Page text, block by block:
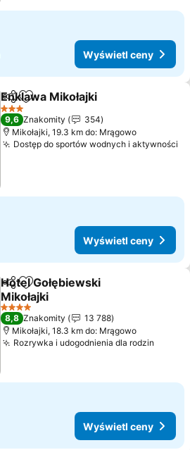
Wyświetl ceny
Udostępnij
Dodaj do ulubionych
Enklawa Mikołajki
3 Kategoria
9,6 Znakomity
354
Mikołajki, 19.3 km do: Mrągowo
Dostęp do sportów wodnych i aktywności
Wyświetl ceny
Udostępnij
Dodaj do ulubionych
Hotel Gołębiewski
Mikołajki
4 Kategoria
8,8 Znakomity
13 788
Mikołajki, 18.3 km do: Mrągowo
Rozrywka i udogodnienia dla rodzin
Wyświetl ceny